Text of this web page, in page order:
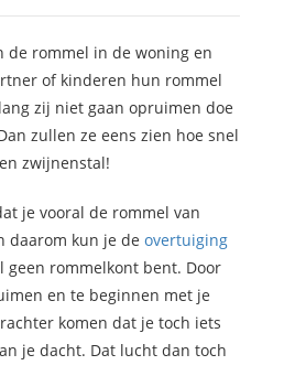
de rommel in de woning en
of kinderen hun rommel
zij niet gaan opruimen doe
zullen ze eens zien hoe snel
zwijnenstal!
je vooral de rommel van
daarom kun je de overtuiging
geen rommelkont bent. Door
en te beginnen met je
komen dat je toch iets
je dacht. Dat lucht dan toch